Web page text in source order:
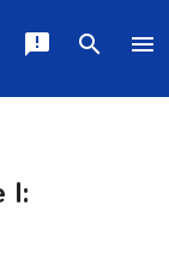
announcement search menu
I: